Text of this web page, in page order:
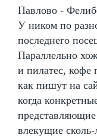
Павлово -
У ником по
последнего
Параллельно
и пилатес, кофе
как пишут на
когда
влекущие сколь-